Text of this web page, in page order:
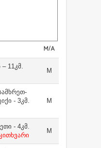
M/A
11კმ.
M
- 3კმ.
M
- 4კმ.
M